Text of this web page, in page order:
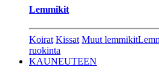
Lemmikit
Koirat Kissat Muut lemmikit
ruokinta
KAUNEUTEEN